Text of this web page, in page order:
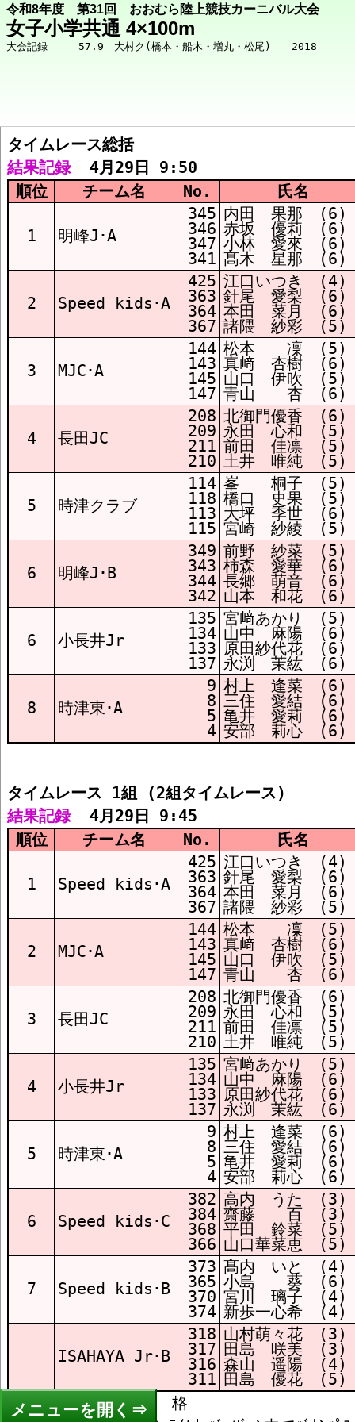
令和8年度 第31回 おおむら陸上競技カーニバル大会
女子小学共通 4×100m
メニュー
競技メニューへ
ﾀｲﾑﾚｰｽ1組 結果
タイムレース総括
結果記録
  4月29日 9:50
順位
チーム名 No. 氏名
1 明峰J･A
345
346
347
341
内田 果那 (6)
赤坂 優莉 (6)
小林 愛來 (6)
髙木 星那 (6)
2 Speed kids･A
425
363
364
367
江口いつき (4)
針尾 愛梨 (6)
本田 菜月 (6)
諸隈 紗彩 (5)
3 MJC･A
144
143
145
147
松本 凜 (5)
真﨑 杏樹 (6)
山口 伊吹 (5)
青山 杏 (6)
4 長田JC
208
209
211
210
北御門優香 (6)
永田 心和 (5)
前田 佳凛 (5)
土井 唯純 (5)
5 時津クラブ
114
118
113
115
峯 桐子 (5)
橋口 史果 (5)
大坪 季世 (6)
宮崎 紗綾 (5)
6 明峰J･B
349
343
344
342
前野 紗菜 (5)
柿森 愛華 (6)
長郷 萌音 (6)
山本 和花 (6)
6 小長井Jr
135
134
133
137
宮﨑あかり (5)
山中 麻陽 (6)
原田紗代花 (6)
永渕 茉紘 (6)
8 時津東･A
9
8
5
4
村上 逢菜 (6)
三住 愛結 (6)
亀井 愛莉 (6)
安部 莉心 (6)
タイムレース 1組 (2組タイムレース)
結果記録
  4月29日 9:45
順位
チーム名 No. 氏名
1 Speed kids･A
425
363
364
367
江口いつき (4)
針尾 愛梨 (6)
本田 菜月 (6)
諸隈 紗彩 (5)
2 MJC･A
144
143
145
147
松本 凜 (5)
真﨑 杏樹 (6)
山口 伊吹 (5)
青山 杏 (6)
3 長田JC
208
209
211
210
北御門優香 (6)
永田 心和 (5)
前田 佳凛 (5)
土井 唯純 (5)
4 小長井Jr
135
134
133
137
宮﨑あかり (5)
山中 麻陽 (6)
原田紗代花 (6)
永渕 茉紘 (6)
5 時津東･A
9
8
5
4
村上 逢菜 (6)
三住 愛結 (6)
亀井 愛莉 (6)
安部 莉心 (6)
6 Speed kids･C
382
384
368
366
高内 うた (3)
齋藤 百 (3)
平田 鈴菜 (5)
山口華菜恵 (5)
7 Speed kids･B
373
365
370
374
髙内 いと (4)
小島 葵 (6)
宮川 璃子 (4)
新歩一心希 (4)
ISAHAYA Jr･B
318
317
316
311
山村萌々花 (3)
田島 咲美 (3)
森山 遥陽 (4)
田島 優花 (5)
＜備考＞ DQ :失    格